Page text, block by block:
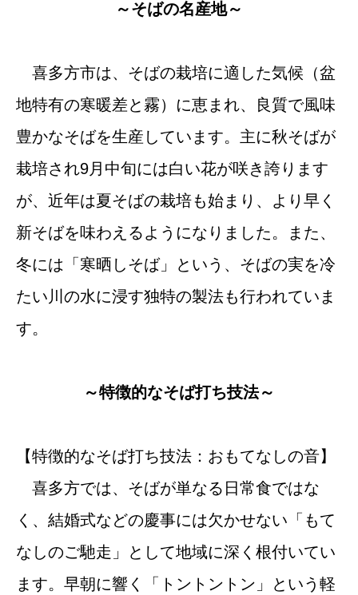
～そばの名産地～
喜多方市は、そばの栽培に適した気候（盆
地特有の寒暖差と霧）に恵まれ、良質で風味
豊かなそばを生産しています。主に秋そばが
栽培され9月中旬には白い花が咲き誇ります
が、近年は夏そばの栽培も始まり、より早く
新そばを味わえるようになりました。また、
冬には「寒晒しそば」という、そばの実を冷
たい川の水に浸す独特の製法も行われていま
す。
～特徴的なそば打ち技法～
【特徴的なそば打ち技法：おもてなしの音】
喜多方では、そばが単なる日常食ではな
く、結婚式などの慶事には欠かせない「もて
なしのご馳走」として地域に深く根付いてい
ます。早朝に響く「トントントン」という軽